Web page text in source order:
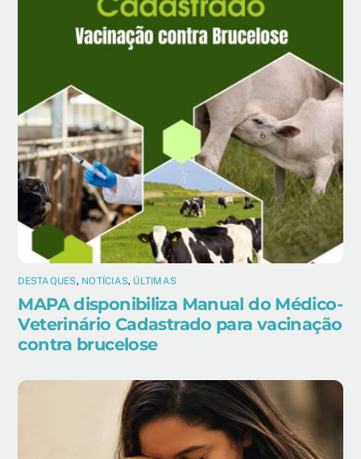
DESTAQUES, NOTÍCIAS, ÚLTIMAS
MAPA disponibiliza Manual do Médico-
Veterinário Cadastrado para vacinação
contra brucelose